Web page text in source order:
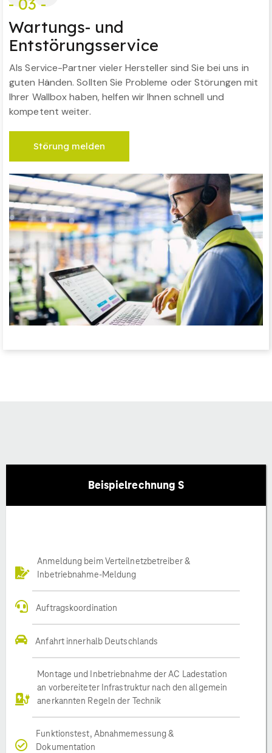
Wartungs- und
Entstörungsservice
Als Service-Partner vieler Hersteller sind Sie bei uns in
guten Händen. Sollten Sie Probleme oder Störungen mit
Ihrer Wallbox haben, helfen wir Ihnen schnell und
kompetent weiter.
Störung melden
Beispielrechnung S
Anmeldung beim Verteilnetzbetreiber &
Inbetriebnahme-Meldung
Auftragskoordination
Anfahrt innerhalb Deutschlands
Montage und Inbetriebnahme der AC Ladestation
an vorbereiteter Infrastruktur nach den allgemein
anerkannten Regeln der Technik
Funktionstest, Abnahmemessung &
Dokumentation